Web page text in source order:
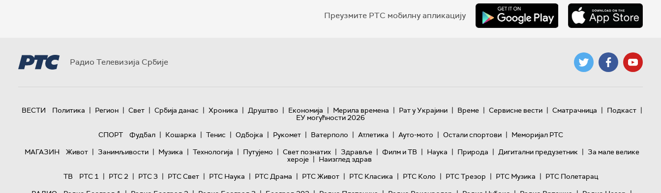
Преузмите РТС мобилну апликацију
Радио Телевизија Србије
ВЕСТИ Политика | Регион | Свет | Србија данас | Хроника | Друштво | Економија | Мерила времена | Рат у Украјини | Време | Сервисне вести | Сматрачница | Подкаст |
ЕУ могућности 2026
СПОРТ
Фудбал | Кошарка | Тенис | Одбојка | Рукомет | Ватерполо | Атлетика | Ауто-мото | Остали спортови | Меморијал РТС
МАГАЗИН
Живот | Занимљивости | Музика | Технологијa | Путујемо | Свет познатих | Здравље | Филм и ТВ | Наука | Природа | Дигитални предузетник | За мале велике
хероје | Наизглед здрав
ТВ
РТС 1 | РТС 2 | РТС 3 | РТС Свет | РТС Наука | РТС Драма | РТС Живот | РТС Класика | РТС Коло | РТС Трезор | РТС Музика | РТС Полетарац